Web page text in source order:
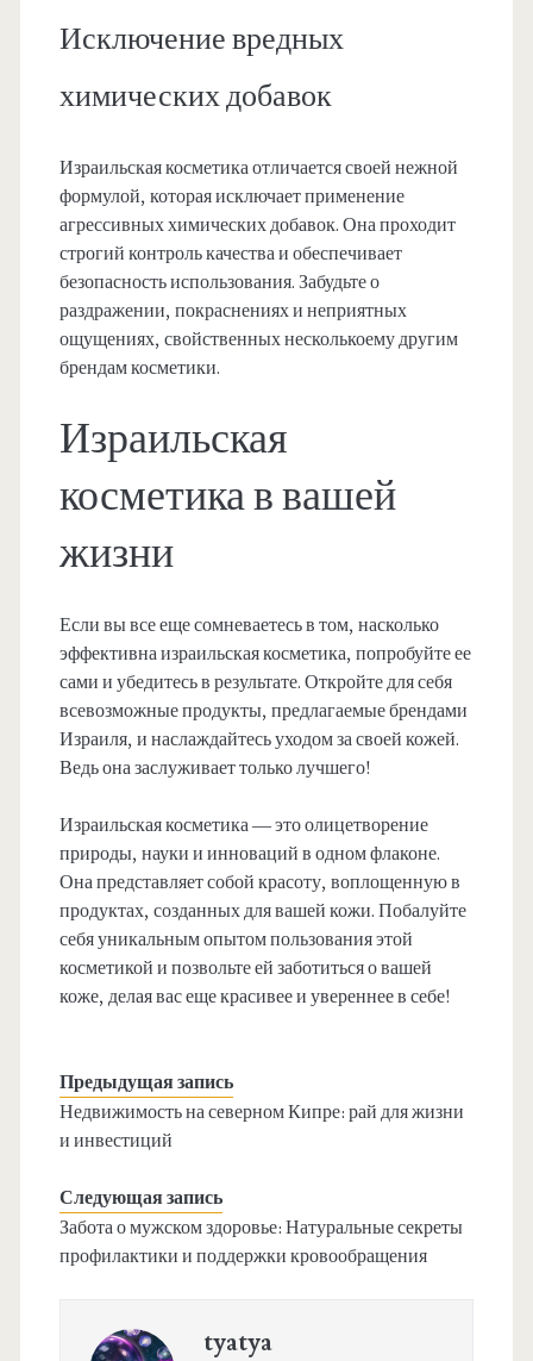
Исключение вредных
химических добавок
Израильская косметика отличается своей нежной
формулой, которая исключает применение
агрессивных химических добавок. Она проходит
строгий контроль качества и обеспечивает
безопасность использования. Забудьте о
раздражении, покраснениях и неприятных
ощущениях, свойственных несколькоему другим
брендам косметики.
Израильская
косметика в вашей
жизни
Если вы все еще сомневаетесь в том, насколько
эффективна израильская косметика, попробуйте ее
сами и убедитесь в результате. Откройте для себя
всевозможные продукты, предлагаемые брендами
Израиля, и наслаждайтесь уходом за своей кожей.
Ведь она заслуживает только лучшего!
Израильская косметика — это олицетворение
природы, науки и инноваций в одном флаконе.
Она представляет собой красоту, воплощенную в
продуктах, созданных для вашей кожи. Побалуйте
себя уникальным опытом пользования этой
косметикой и позвольте ей заботиться о вашей
коже, делая вас еще красивее и увереннее в себе!
Предыдущая запись
Недвижимость на северном Кипре: рай для жизни
и инвестиций
Следующая запись
Забота о мужском здоровье: Натуральные секреты
профилактики и поддержки кровообращения
tyatya